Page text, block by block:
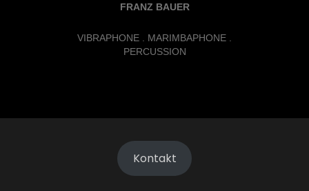
FRANZ BAUER
VIBRAPHONE . MARIMBAPHONE .
PERCUSSION
Kontakt